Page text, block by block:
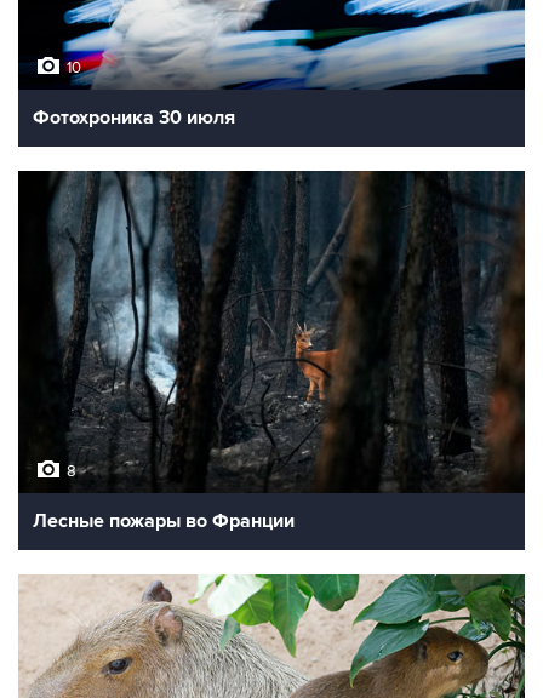
10
Фотохроника 30 июля
8
Лесные пожары во Франции